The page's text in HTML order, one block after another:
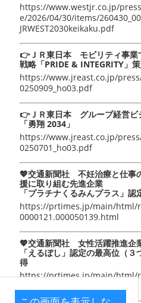
https://www.westjr.co.jp/
e/2026/04/30/items/
JRWEST2030keikaku.pdf
👉ＪＲ東日本 モビリティ事業
戦略「PRIDE & INTEGRITY」
https://www.jreast.co.jp/
0250909_ho03.pdf
👉ＪＲ東日本 グループ経営ビ
「勇翔 2034」
https://www.jreast.co.jp/
0250701_ho03.pdf
💖交通新聞社 不妊治療と仕事
援に取り組む先進企業
「プラチナくるみんプラス」認
https://prtimes.jp/main/html/
0000121.000050139.html
💖交通新聞社 女性活躍推進企
「えるぼし」認定の最高位（３
得
https://prtimes.jp/main/html/